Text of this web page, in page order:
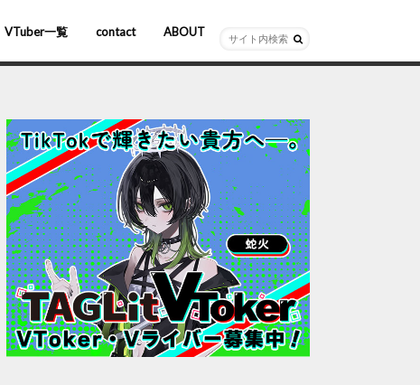
VTuber一覧
バーチャルYouTuber
VR/AR
ホロライブ
にじさんじ
ななしいんく
ぶいすぽっ！
contact ABOUT